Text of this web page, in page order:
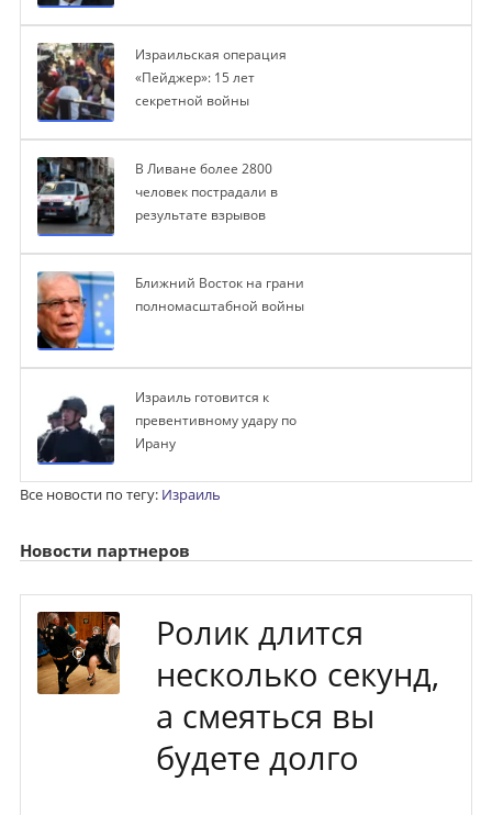
Израильская операция
«Пейджер»: 15 лет
секретной войны
В Ливане более 2800
человек пострадали в
результате взрывов
Ближний Восток на грани
полномасштабной войны
Израиль готовится к
превентивному удару по
Ирану
Все новости по тегу: Израиль
Новости партнеров
Ролик длится
несколько секунд,
а смеяться вы
будете долго